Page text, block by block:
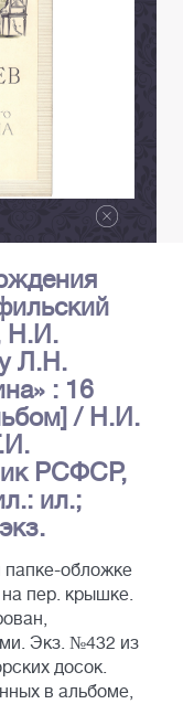
Н.И.
Л.Н.
: 16
/ Н.И.
РСФСР,
ил.;
папке-обложке
пер. крышке.
Экз. №432 из
досок.
в альбоме,